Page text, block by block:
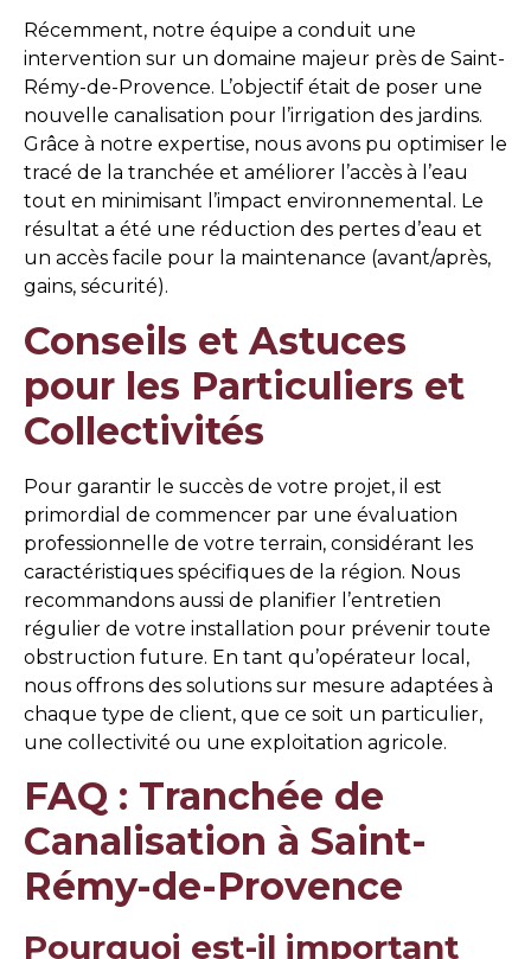
Récemment, notre équipe a conduit une
intervention sur un domaine majeur près de Saint-
Rémy-de-Provence. L’objectif était de poser une
nouvelle canalisation pour l’irrigation des jardins.
Grâce à notre expertise, nous avons pu optimiser le
tracé de la tranchée et améliorer l’accès à l’eau
tout en minimisant l’impact environnemental. Le
résultat a été une réduction des pertes d’eau et
un accès facile pour la maintenance (avant/après,
gains, sécurité).
Conseils et Astuces
pour les Particuliers et
Collectivités
Pour garantir le succès de votre projet, il est
primordial de commencer par une évaluation
professionnelle de votre terrain, considérant les
caractéristiques spécifiques de la région. Nous
recommandons aussi de planifier l’entretien
régulier de votre installation pour prévenir toute
obstruction future. En tant qu’opérateur local,
nous offrons des solutions sur mesure adaptées à
chaque type de client, que ce soit un particulier,
une collectivité ou une exploitation agricole.
FAQ : Tranchée de
Canalisation à Saint-
Rémy-de-Provence
Pourquoi est-il important